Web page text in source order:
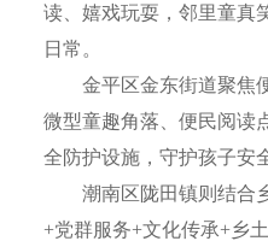
读、嬉戏玩耍，邻里童真
日常。
金平区金东街道聚焦便
微型童趣角落、便民阅读
全防护设施，守护孩子安
潮南区陇田镇则结合乡
+党群服务+文化传承+乡